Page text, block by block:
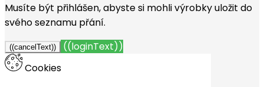
Musíte být přihlášen, abyste si mohli výrobky uložit do
svého seznamu přání.
((cancelText))
((loginText))
Cookies